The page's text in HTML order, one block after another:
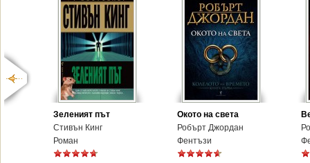
Зеленият път
Стивън Кинг
Роман
Окото на света
Робърт Джордан
Фентъзи